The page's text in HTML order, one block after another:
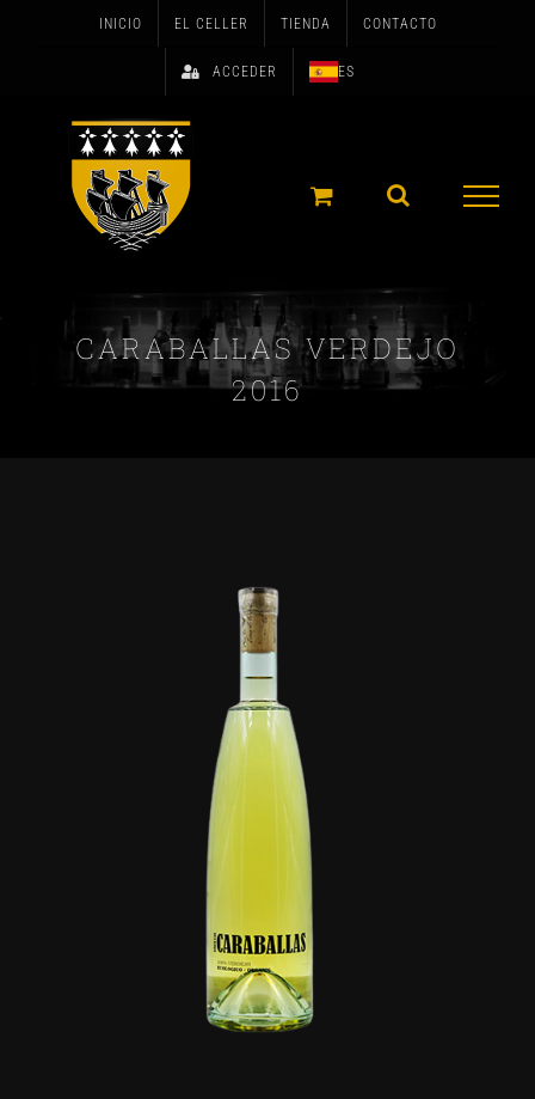
INICIO EL CELLER TIENDA CONTACTO
ACCEDER ES
CARABALLAS VERDEJO
2016